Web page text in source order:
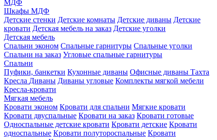
МДФ
Шкафы МДФ
Детские стенки Детские комнаты Детские диваны Детские
кровати Детская мебель на заказ Детские уголки
Детская мебель
Спальни эконом Спальные гарнитуры Спальные уголки
Спальни на заказ Угловые спальные гарнитуры
Спальни
Пуфики, банкетки Кухонные диваны Офисные диваны Тахта
Кресла Диваны Диваны угловые Комплекты мягкой мебели
Кресла-кровати
Мягкая мебель
Кровати эконом Кровати для спальни Мягкие кровати
Кровати двуспальные Кровати на заказ Кровати готовые
Односпальные детские кровати Кровати детские Кровати
односпальные Кровати полутороспальные Кровати